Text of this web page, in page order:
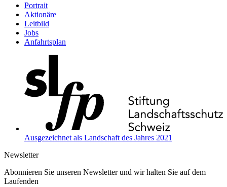
Portrait
Aktionäre
Leitbild
Jobs
Anfahrtsplan
Ausgezeichnet als Landschaft des Jahres 2021
Newsletter
Abonnieren Sie unseren Newsletter und wir halten Sie auf dem
Laufenden